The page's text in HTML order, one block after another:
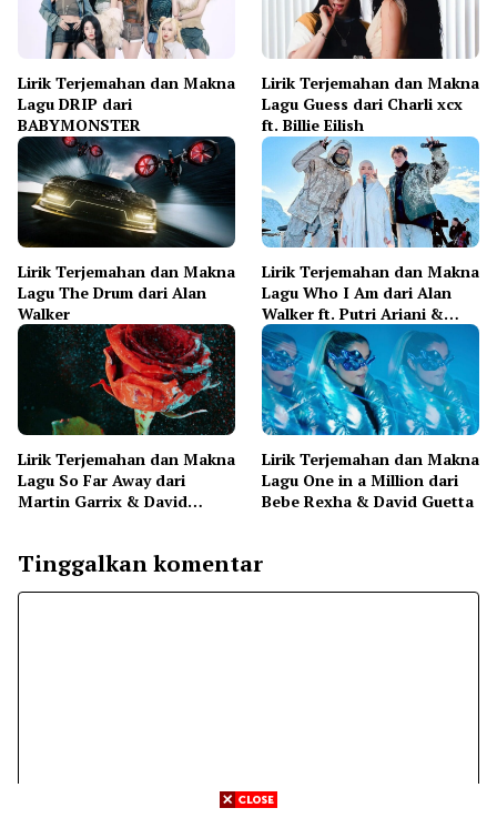
Lirik Terjemahan dan Makna
Lagu DRIP dari
BABYMONSTER
Lirik Terjemahan dan Makna
Lagu Guess dari Charli xcx
ft. Billie Eilish
Lirik Terjemahan dan Makna
Lagu The Drum dari Alan
Walker
Lirik Terjemahan dan Makna
Lagu Who I Am dari Alan
Walker ft. Putri Ariani &
Peder Elias
Lirik Terjemahan dan Makna
Lagu So Far Away dari
Martin Garrix & David
Lirik Terjemahan dan Makna
Lagu One in a Million dari
Bebe Rexha & David Guetta
Tinggalkan komentar
Komentar